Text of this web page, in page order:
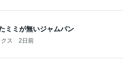
ミミが無いジャムパン
ス 2日前